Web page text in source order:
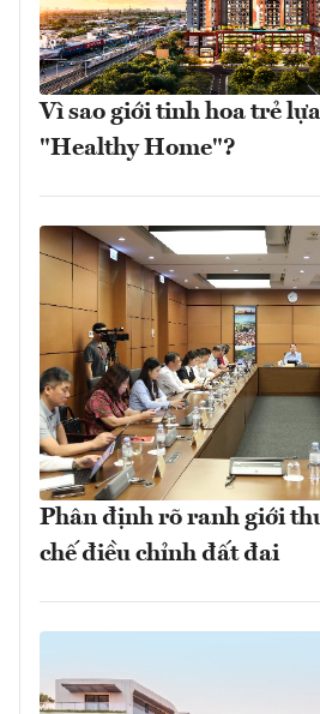
Vì sao giới tinh hoa trẻ
"Healthy Home"?
Phân định rõ ranh giới
chế điều chỉnh đất đai